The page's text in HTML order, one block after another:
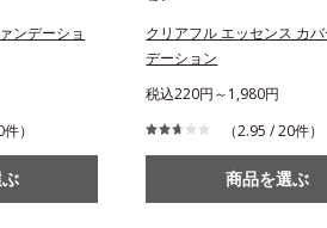
ンデーショ
）
クリアフル エッセンス カ
デーション
税込220円～1,980円
（2.95 / 20件）
商品を選ぶ